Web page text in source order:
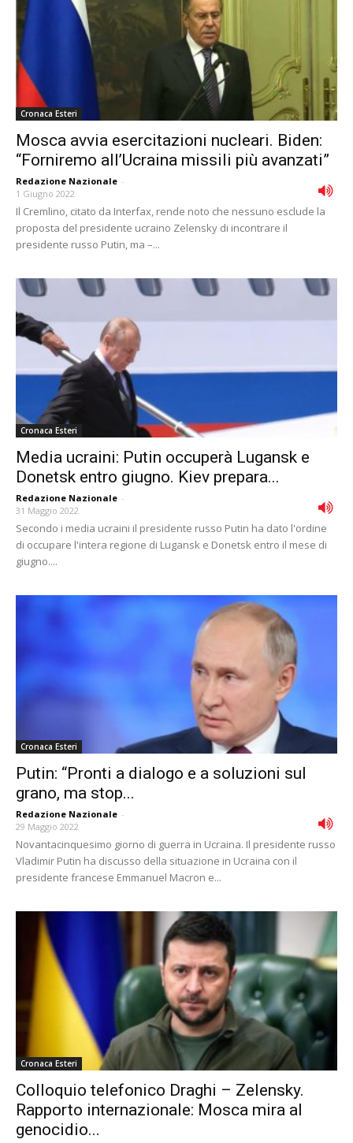
Cronaca Esteri
Mosca avvia esercitazioni nucleari. Biden:
“Forniremo all’Ucraina missili più avanzati”
Redazione Nazionale -
1 Giugno 2022
Il Cremlino, citato da Interfax, rende noto che nessuno esclude la
proposta del presidente ucraino Zelensky di incontrare il
presidente russo Putin, ma –...
Cronaca Esteri
Media ucraini: Putin occuperà Lugansk e
Donetsk entro giugno. Kiev prepara...
Redazione Nazionale -
31 Maggio 2022
Secondo i media ucraini il presidente russo Putin ha dato l'ordine
di occupare l'intera regione di Lugansk e Donetsk entro il mese di
giugno....
Cronaca Esteri
Putin: “Pronti a dialogo e a soluzioni sul
grano, ma stop...
Redazione Nazionale -
29 Maggio 2022
Novantacinquesimo giorno di guerra in Ucraina. Il presidente russo
Vladimir Putin ha discusso della situazione in Ucraina con il
presidente francese Emmanuel Macron e...
Cronaca Esteri
Colloquio telefonico Draghi – Zelensky.
Rapporto internazionale: Mosca mira al
genocidio...